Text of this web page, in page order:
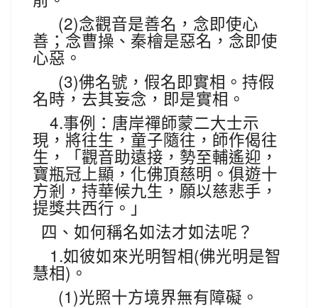
(2)念觀音是善名，念即使心
善；念曹操、秦檜是惡名，念即使
心惡。
(3)佛名號，假名即實相。持假
名時，去其妄念，即是實相。
4.事例：唐岸禪師蒙二大士示
現，將往生，童子隨往，師作偈往
生，「觀音助遠接，勢至輔遙迎，
寶瓶冠上顯，化佛頂慈明。俱遊十
方剎，持華候九生，願以慈悲手，
提獎共西行。」
四、如何稱名如法才如法呢？
1.如彼如來光明智相(佛光明是智
慧相) 。
(1)光照十方境界無有障礙。